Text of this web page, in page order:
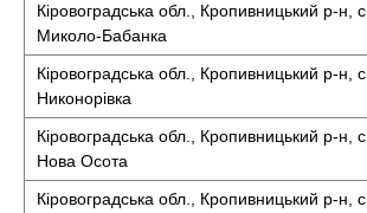
Кіровоградська обл., Кропивницький р-н, с.
Миколо-Бабанка
Кіровоградська обл., Кропивницький р-н, с.
Никонорівка
Кіровоградська обл., Кропивницький р-н, с.
Нова Осота
Кіровоградська обл., Кропивницький р-н, с.